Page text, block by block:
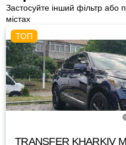
Застосуйте інший фільтр або
містах
TRANSFER KHARKIV